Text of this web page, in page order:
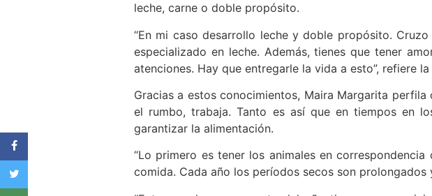
leche, carne o doble propósito.
“En mi caso desarrollo leche y doble propósito.
especializado en leche. Además, tienes que tener
atenciones. Hay que entregarle la vida a esto”, refiere
Gracias a estos conocimientos, Maira Margarita
el rumbo, trabaja. Tanto es así que en tiempos en
garantizar la alimentación.
“Lo primero es tener los animales en
comida. Cada año los períodos secos son